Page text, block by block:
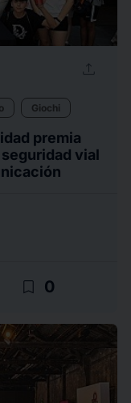
upload
Giochi
premia
vial
bookmark_border 0